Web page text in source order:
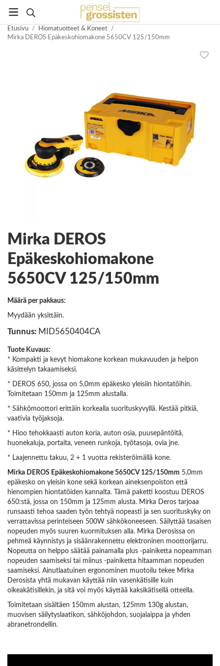
Etusivu / Hiomatuotteet & Koneet /
Mirka DEROS Epäkeskohiomakone 5650CV 125/150mm
Mirka DEROS
Epäkeskohiomakone
5650CV 125/150mm
Määrä per pakkaus:
Myydään yksittäin.
Tunnus: MID5650404CA
Tuote Kuvaus:
* Kompakti ja kevyt hiomakone korkean mukavuuden ja helpon
käsittelyn takaamiseksi.
* DEROS 650, jossa on 5,0mm epäkesko yleisiin hiontatöihin.
Toimitetaan 150mm ja 125mm alustalla.
* Sähkömoottori erittäin korkealla suorituskyvyllä. Kestää pitkiä,
vaativia työjaksoja.
* Hioo tehokkaasti auton koria, auton osia, puusepäntöitä,
huonekaluja, portaita, veneen runkoja, työtasoja, ovia jne.
* Laajennettu takuu, 2 + 1 vuotta rekisteröimällä kone.
Mirka DEROS Epäkeskohiomakone 5650CV 125/150mm 5,0mm
epäkesko on yleisin kone sekä korkean aineksenpoiston että
hienompien hiontatöiden kannalta. Tämä paketti koostuu DEROS
650:stä, jossa on 150mm ja 125mm alusta. Mirka Deros tarjoaa
runsaasti tehoa saaden työn tehtyä nopeasti ja sen suorituskyky on
verrattavissa perinteiseen 500W sähkökoneeseen. Säilyttää tasaisen
nopeuden myös suuren kuormituksen alla. Mirka Derosissa on
pehmeä käynnistys ja sisäänrakennettu elektroninen moottorijarru.
Nopeutta on helppo säätää painamalla plus -painiketta nopeamman
nopeuden saamiseksi tai miinus -painiketta hitaamman nopeuden
saamiseksi. Ainutlaatuinen ergonominen muotoilu tekee Mirka
Derosista yhtä mukavan käyttää niin vasenkätisille kuin
oikeakätisillekin, ja sitä voi myös käyttää kaksikätisellä otteella.
Toimitetaan sisältäen 150mm alustan, 125mm 130g alustan,
muovisen säilytyslaatikon, sähköjohdon, suojalaippa ja yhden
abranetrondellin.